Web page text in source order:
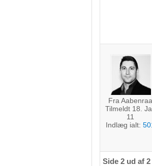
Fra Aabenraa
Tilmeldt 18.
11
Indlæg ialt:
Side 2 ud af
Forstå målgrupper gennem
Bruge begrænsede oplysninger til at
Bruge præcise geografiske
Identificere enheder baseret på aktivt